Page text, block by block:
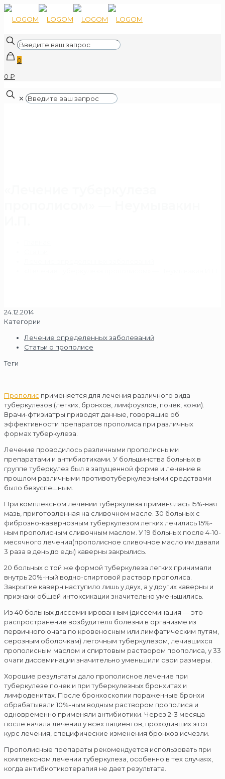
0
0 ₽
✕
24.12.2014
Категории
Лечение определенных заболеваний
Статьи о прополисе
Теги
Прополис применяется для лечения различного вида
туберкулезов (легких, бронхов, лимфоузлов, почек, кожи).
Врачи-фтизиатры приводят данные, говорящие об
эффективности препаратов прополиса при различных
формах туберкулеза.
Лечение проводилось различными прополисными
препаратами и антибиотиками. У большинства больных в
группе туберкулез был в запущенной форме и лечение в
прошлом различными противотуберкулезными средствами
было безуспешным.
При комплексном лечении туберкулеза применялась 15%-ная
мазь, приготовленная на сливочном масле. 30 больных с
фиброзно-кавернозным туберкулезом легких лечились 15%-
ным прополисным сливочным маслом. У 19 больных после 4-10-
месячного лечения(прополисное сливочное масло им давали
3 раза в день до еды) каверны закрылись.
20 больных с той же формой туберкулеза легких принимали
внутрь 20%-ный водно-спиртовой раствор прополиса.
Закрытие каверн наступило лишь у двух, а у других каверны и
признаки общей интоксикации значительно уменьшились.
Из 40 больных диссеминированным (диссеминация — это
распространение возбудителя болезни в организме из
первичного очага по кровеносным или лимфатическим путям,
серозным оболочкам) легочным туберкулезом, лечившихся
прополисным маслом и спиртовым раствором прополиса, у 33
очаги диссеминации значительно уменьшили свои размеры.
Хорошие результаты дало прополисное лечение при
туберкулезе почек и при туберкулезных бронхитах и
лимфоденитах. После бронхоскопии пораженные бронхи
обрабатывали 10%-ным водным раствором прополиса и
одновременно применяли антибиотики. Через 2-3 месяца
после начала лечения у всех пациентов, проходивших этот
курс лечения, специфические изменения бронхов исчезли.
Прополисные препараты рекомендуется использовать при
комплексном лечении туберкулеза, особенно в тех случаях,
когда антибиотикотерапия не дает результата.